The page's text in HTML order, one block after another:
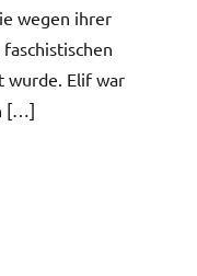
wegen ihrer
wurde. Elif war
[…]